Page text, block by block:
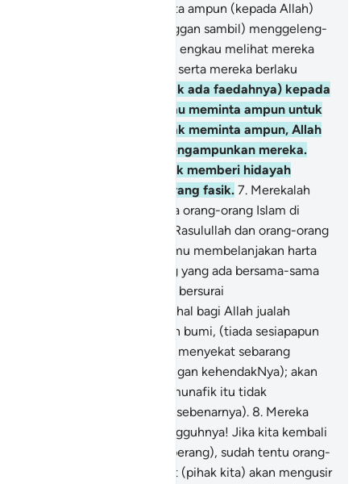
supaya Rasulullah meminta ampun (kepada Allah)
untuk kamu", mereka (enggan sambil) menggeleng-
gelengkan kepalanya; dan engkau melihat mereka
berpaling (dari bertaubat) serta mereka berlaku
(Tidak ada faedahnya) kepada
mereka, sama ada engkau meminta ampun untuk
mereka atau engkau tidak meminta ampun, Allah
tidak sekali-kali akan mengampunkan mereka.
Sesungguhnya Allah tidak memberi hidayah
petunjuk kepada kaum yang fasik. 7. Merekalah
yang mengatakan (kepada orang-orang Islam di
Madinah yang menolong Rasulullah dan orang-orang
Muhajirin): "Janganlah kamu membelanjakan harta
kamu kepada orang-orang yang ada bersama-sama
Rasulullah supaya mereka bersurai
(meninggalkannya)". Padahal bagi Allah jualah
perbendaharaan langit dan bumi, (tiada sesiapapun
yang dapat memberi atau menyekat sebarang
pemberian melainkan dengan kehendakNya); akan
tetapi orang-orang yang munafik itu tidak
memahami (hakikat yang sebenarnya). 8. Mereka
berkata lagi: " Demi sesungguhnya! Jika kita kembali
ke Madinah (dari medan perang), sudah tentu orang-
orang yang mulia lagi kuat (pihak kita) akan mengusir